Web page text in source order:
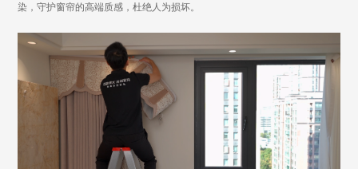
染，守护窗帘的高端质感，杜绝人为损坏。